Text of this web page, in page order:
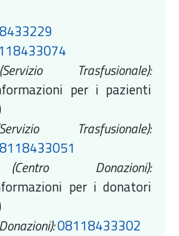
Trasfusionale):
per i pazienti
Trasfusionale):
Donazioni):
per i donatori
08118433302